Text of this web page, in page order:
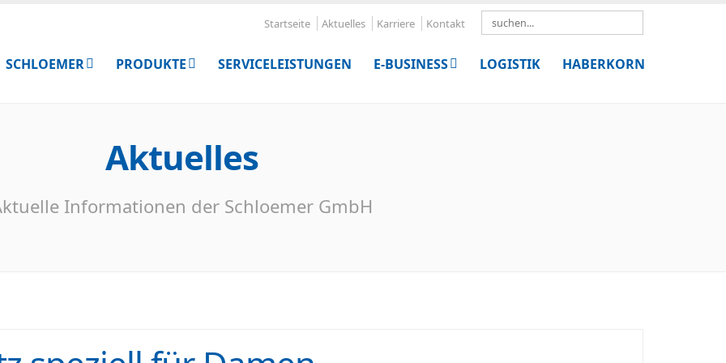
Startseite Aktuelles Karriere Kontakt
SCHLOEMER PRODUKTE SERVICELEISTUNGEN E-BUSINESS LOGISTIK HABERKORN
Aktuelles
Informationen der Schloemer GmbH